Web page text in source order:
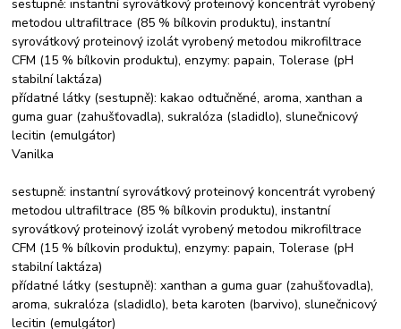
sestupně: instantní syrovátkový proteinový koncentrát vyrobený
metodou ultrafiltrace (85 % bílkovin produktu), instantní
syrovátkový proteinový izolát vyrobený metodou mikrofiltrace
CFM (15 % bílkovin produktu), enzymy: papain, Tolerase (pH
stabilní laktáza)
přídatné látky (sestupně): kakao odtučněné, aroma, xanthan a
guma guar (zahušťovadla), sukralóza (sladidlo), slunečnicový
lecitin (emulgátor)
Vanilka
sestupně: instantní syrovátkový proteinový koncentrát vyrobený
metodou ultrafiltrace (85 % bílkovin produktu), instantní
syrovátkový proteinový izolát vyrobený metodou mikrofiltrace
CFM (15 % bílkovin produktu), enzymy: papain, Tolerase (pH
stabilní laktáza)
přídatné látky (sestupně): xanthan a guma guar (zahušťovadla),
aroma, sukralóza (sladidlo), beta karoten (barvivo), slunečnicový
lecitin (emulgátor)